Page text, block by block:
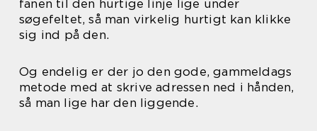
fanen til den hurtige linje lige under
søgefeltet, så man virkelig hurtigt kan klikke
sig ind på den.
Og endelig er der jo den gode, gammeldags
metode med at skrive adressen ned i hånden,
så man lige har den liggende.